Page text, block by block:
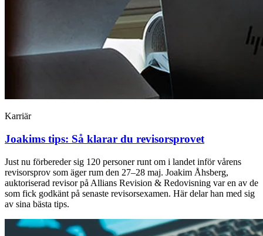
Karriär
Joakims tips: Så klarar du revisorsprovet
Just nu förbereder sig 120 personer runt om i landet inför vårens
revisorsprov som äger rum den 27–28 maj. Joakim Åhsberg,
auktoriserad revisor på Allians Revision & Redovisning var en av de
som fick godkänt på senaste revisorsexamen. Här delar han med sig
av sina bästa tips.